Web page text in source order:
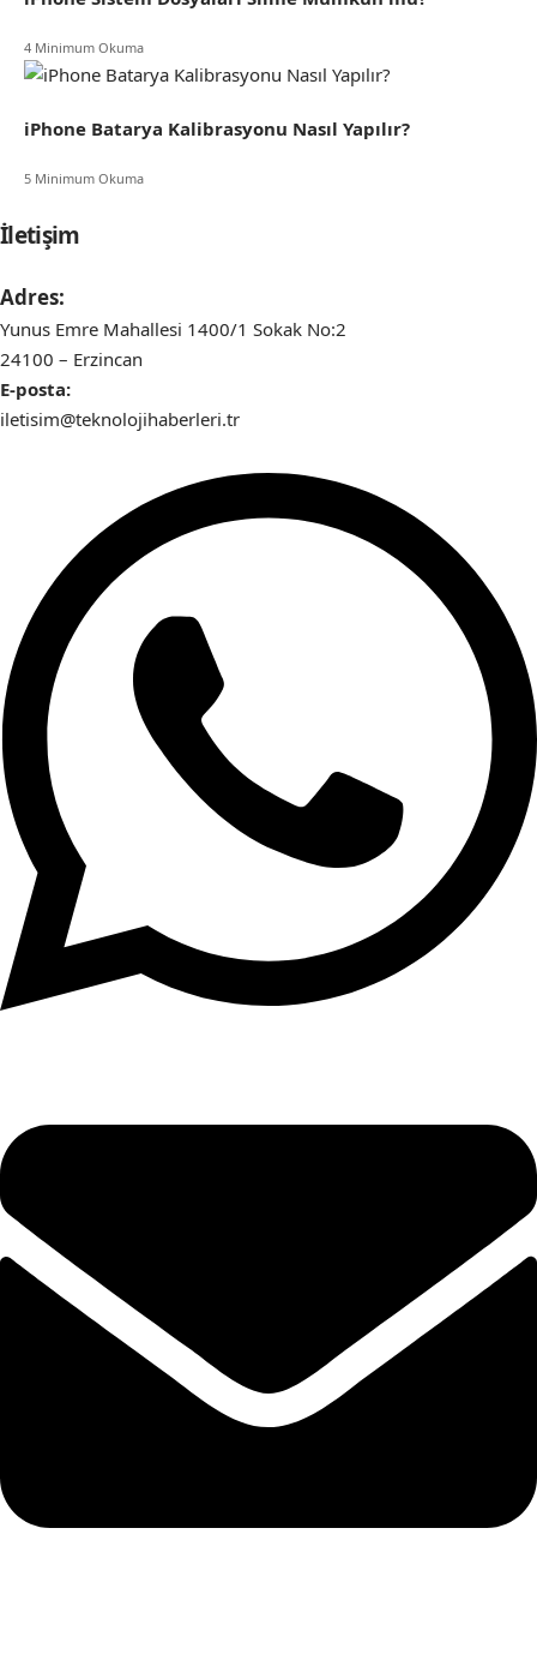
4 Minimum Okuma
iPhone Batarya Kalibrasyonu Nasıl Yapılır?
5 Minimum Okuma
İletişim
Adres:
Yunus Emre Mahallesi 1400/1 Sokak No:2
24100 – Erzincan
E-posta:
iletisim@teknolojihaberleri.tr